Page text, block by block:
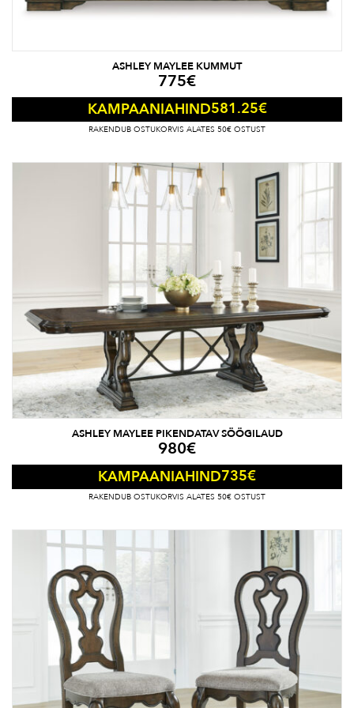
ASHLEY MAYLEE KUMMUT
775€
KAMPAANIAHIND581.25€
RAKENDUB OSTUKORVIS ALATES 50€ OSTUST
ASHLEY MAYLEE PIKENDATAV SÖÖGILAUD
980€
KAMPAANIAHIND735€
RAKENDUB OSTUKORVIS ALATES 50€ OSTUST